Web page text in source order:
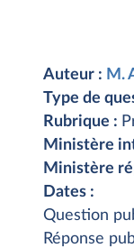
Auteur : M.
Type de
Rubrique :
Ministère
Ministère
Dates :
Question
Réponse